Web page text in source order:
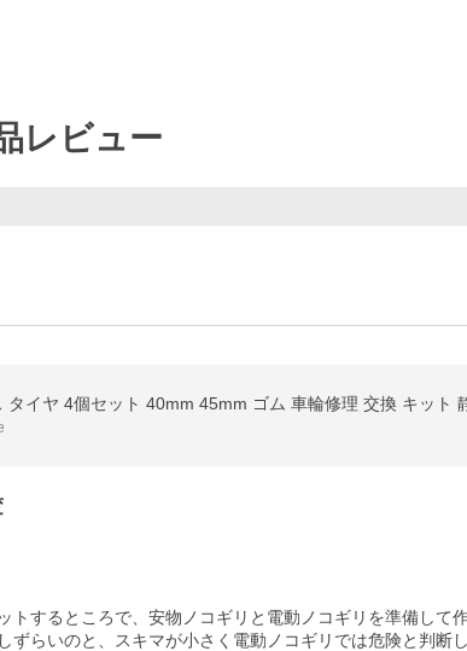
レビュー
タイヤ 4個セット 40mm 45mm ゴム 車輪修理 交換 キット
トするところで、安物ノコギリと電動ノコギリを準備して
ずらいのと、スキマが小さく電動ノコギリでは危険と判断